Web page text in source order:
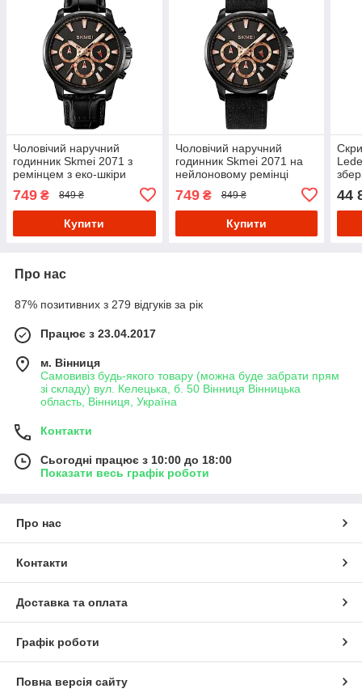
Чоловічий наручний
годинник Skmei 2071 з
ремінцем з еко-шкіри
749 ₴ 849 ₴
Купити
Чоловічий наручний
годинник Skmei 2071 на
нейлоновому ремінці
749₴ 849 ₴
Купити
44
Про нас
87% позитивних з 279 відгуків за рік
Працює з 23.04.2017
м. Вінниця
Самовивіз будь-якого товару (можна буде забрати прям
зі складу) вул. Келецька, б. 50 Вінниця Вінницька
область, Вінниця, Україна
Контакти
Сьогодні працює з 10:00 до 18:00
Показати весь графік роботи
Про нас
Контакти
Доставка та оплата
Графік роботи
Повна версія сайту